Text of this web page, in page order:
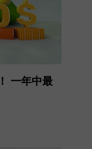
一年中最